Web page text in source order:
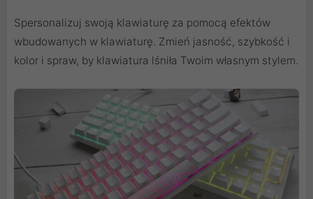
Spersonalizuj swoją klawiaturę za pomocą efektów
wbudowanych w klawiaturę. Zmień jasność, szybkość i
kolor i spraw, by klawiatura lśniła Twoim własnym stylem.